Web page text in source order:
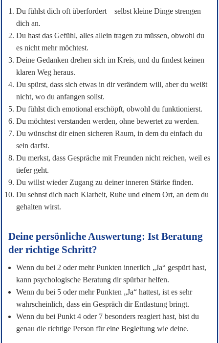
Du fühlst dich oft überfordert – selbst kleine Dinge strengen
dich an.
Du hast das Gefühl, alles allein tragen zu müssen, obwohl du
es nicht mehr möchtest.
Deine Gedanken drehen sich im Kreis, und du findest keinen
klaren Weg heraus.
Du spürst, dass sich etwas in dir verändern will, aber du weißt
nicht, wo du anfangen sollst.
Du fühlst dich emotional erschöpft, obwohl du funktionierst.
Du möchtest verstanden werden, ohne bewertet zu werden.
Du wünschst dir einen sicheren Raum, in dem du einfach du
sein darfst.
Du merkst, dass Gespräche mit Freunden nicht reichen, weil es
tiefer geht.
Du willst wieder Zugang zu deiner inneren Stärke finden.
Du sehnst dich nach Klarheit, Ruhe und einem Ort, an dem du
gehalten wirst.
Deine persönliche Auswertung: Ist Beratung
der richtige Schritt?
Wenn du bei 2 oder mehr Punkten innerlich „Ja“ gespürt hast,
kann psychologische Beratung dir spürbar helfen.
Wenn du bei 5 oder mehr Punkten „Ja“ hattest, ist es sehr
wahrscheinlich, dass ein Gespräch dir Entlastung bringt.
Wenn du bei Punkt 4 oder 7 besonders reagiert hast, bist du
genau die richtige Person für eine Begleitung wie deine.